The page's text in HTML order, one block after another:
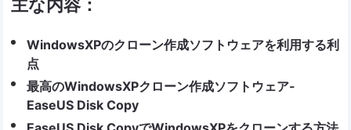
主な内容：
WindowsXPのクローン作成ソフトウェアを利用する利
点
最高のWindowsXPクローン作成ソフトウェア-
EaseUS Disk Copy